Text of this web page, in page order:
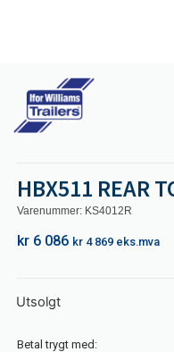
HBX511 REAR
Varenummer: KS4012R
kr 6 086 kr 4 869 eks.mva
Utsolgt
Betal trygt med: